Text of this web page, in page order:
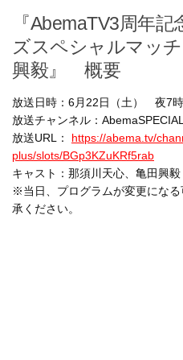
『AbemaTV3周年
ズスペシャルマッ
興毅』 概要
放送日時：6月22日（土） 夜7
放送チャンネル：
放送URL： https://abema.tv/
plus/slots/BGp3KZuKRf5rab
キャスト：那須川天心、亀田興毅
※当日、プログラムが変更にな
承ください。